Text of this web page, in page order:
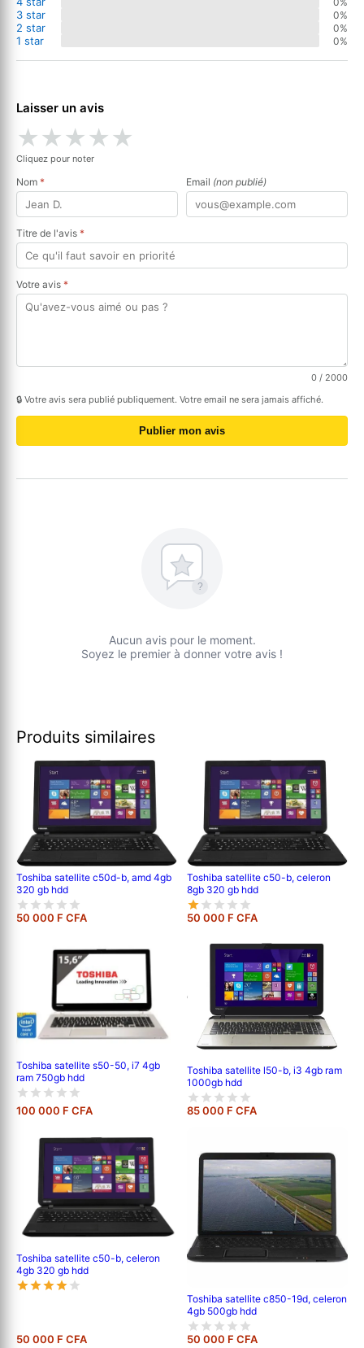
3 star 0%
2 star 0%
1 star 0%
Laisser un avis
★★★★★
Cliquez pour noter
Nom * Email (non publié)
Titre de l'avis *
Votre avis *
0 / 2000
🔒 Votre avis sera publié publiquement. Votre email ne sera jamais affiché.
Publier mon avis
?
Aucun avis pour le moment.
Soyez le premier à donner votre avis !
Produits similaires
Toshiba satellite c50d-b, amd 4gb
320 gb hdd
50 000 F CFA
Toshiba satellite c50-b, celeron
8gb 320 gb hdd
50 000 F CFA
Toshiba satellite s50-50, i7 4gb
ram 750gb hdd
100 000 F CFA
Toshiba satellite l50-b, i3 4gb ram
1000gb hdd
85 000 F CFA
Toshiba satellite c50-b, celeron
4gb 320 gb hdd
50 000 F CFA
Toshiba satellite c850-19d, celeron
4gb 500gb hdd
50 000 F CFA